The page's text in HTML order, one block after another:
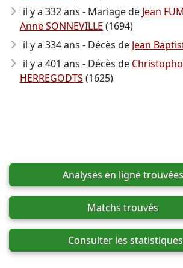
il y a 332 ans - Mariage de Jean
Anne SONNEVILLE (1694)
il y a 334 ans - Décès de Jean
il y a 401 ans - Décès de
HERREGODTS (1625)
Analyses en ligne trouvées
Matchs trouvés
Consulter les statistiques